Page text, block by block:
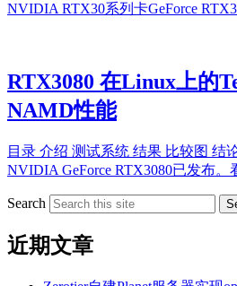
NVIDIA RTX30系列卡GeForce
RTX3080 在Linux上的
NAMD性能
目录 介绍 测试系统 结果 比较图 结
NVIDIA GeForce RTX3080已发布。
Search
近期文章